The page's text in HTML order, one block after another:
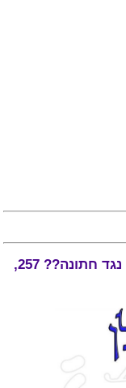
גולשים שרכשו את המוצר - רוצה חיסון נגד חתונה?? 257,